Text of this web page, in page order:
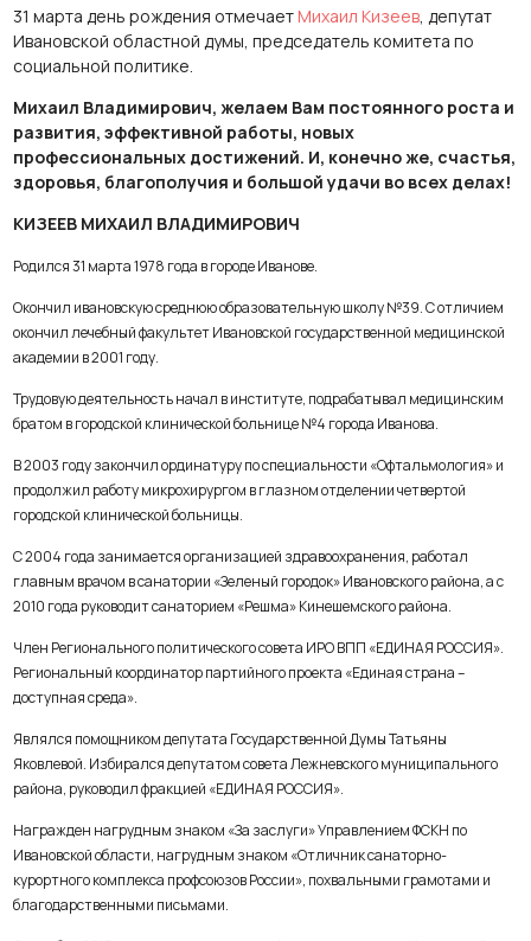
31 марта день рождения отмечает Михаил Кизеев, депутат
Ивановской областной думы, председатель комитета по
социальной политике.
Михаил Владимирович, желаем Вам постоянного роста и
развития, эффективной работы, новых
профессиональных достижений. И, конечно же, счастья,
здоровья, благополучия и большой удачи во всех делах!
КИЗЕЕВ МИХАИЛ ВЛАДИМИРОВИЧ
Родился 31 марта 1978 года в городе Иванове.
Окончил ивановскую среднюю образовательную школу №39. С отличием
окончил лечебный факультет Ивановской государственной медицинской
академии в 2001 году.
Трудовую деятельность начал в институте, подрабатывал медицинским
братом в городской клинической больнице №4 города Иванова.
В 2003 году закончил ординатуру по специальности «Офтальмология» и
продолжил работу микрохирургом в глазном отделении четвертой
городской клинической больницы.
С 2004 года занимается организацией здравоохранения, работал
главным врачом в санатории «Зеленый городок» Ивановского района, а с
2010 года руководит санаторием «Решма» Кинешемского района.
Член Регионального политического совета ИРО ВПП «ЕДИНАЯ РОССИЯ».
Региональный координатор партийного проекта «Единая страна –
доступная среда».
Являлся помощником депутата Государственной Думы Татьяны
Яковлевой. Избирался депутатом совета Лежневского муниципального
района, руководил фракцией «ЕДИНАЯ РОССИЯ».
Награжден нагрудным знаком «За заслуги» Управлением ФСКН по
Ивановской области, нагрудным знаком «Отличник санаторно-
курортного комплекса профсоюзов России», похвальными грамотами и
благодарственными письмами.